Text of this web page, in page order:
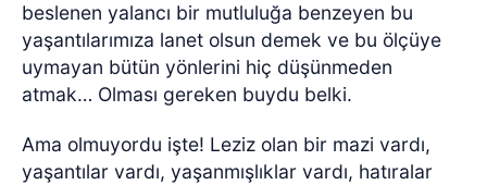
beslenen yalancı bir mutluluğa benzeyen bu
yaşantılarımıza lanet olsun demek ve bu ölçüye
uymayan bütün yönlerini hiç düşünmeden
atmak… Olması gereken buydu belki.
Ama olmuyordu işte! Leziz olan bir mazi vardı,
yaşantılar vardı, yaşanmışlıklar vardı, hatıralar